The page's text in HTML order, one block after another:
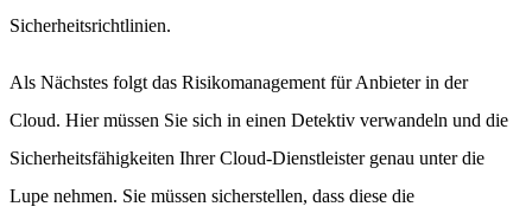
Sicherheitsrichtlinien.
Als Nächstes folgt das Risikomanagement für Anbieter in der
Cloud. Hier müssen Sie sich in einen Detektiv verwandeln und die
Sicherheitsfähigkeiten Ihrer Cloud-Dienstleister genau unter die
Lupe nehmen. Sie müssen sicherstellen, dass diese die